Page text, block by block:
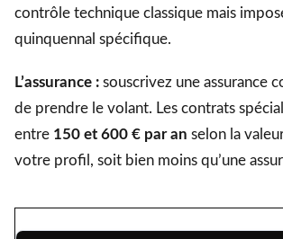
contrôle technique classique mais
quinquennal spécifique.
L’assurance : souscrivez une assurance
de prendre le volant. Les contrats
entre 150 et 600 € par an selon la
votre profil, soit bien moins qu’une